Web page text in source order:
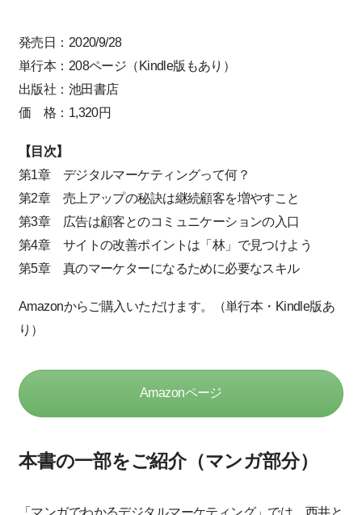
発売日：2020/9/28
単行本：208ページ（Kindle版もあり）
出版社：池田書店
価 格：1,320円
【目次】
第1章 デジタルマーケティングって何？
第2章 売上アップの秘訣は継続顧客を増やすこと
第3章 広告は顧客とのコミュニケーションの入口
第4章 サイトの改善ポイントは「林」で見つけよう
第5章 真のマーケターになるために必要なスキル
Amazonからご購入いただけます。（単行本・Kindle版あ
り）
Amazonページ
本書の一部をご紹介（マンガ部分）
「マンガでわかるデジタルマーケティング」では、西井と